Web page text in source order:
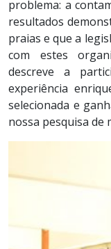
problema: a
resultados
praias e que a
com estes
descreve a
experiência
selecionada e
nossa pesquisa de